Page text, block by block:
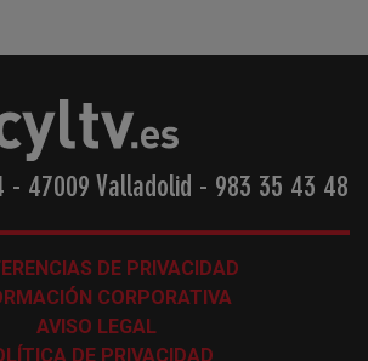
- 47009 Valladolid - 983 35 43 48
DE PRIVACIDAD
CORPORATIVA
AVISO LEGAL
DE PRIVACIDAD